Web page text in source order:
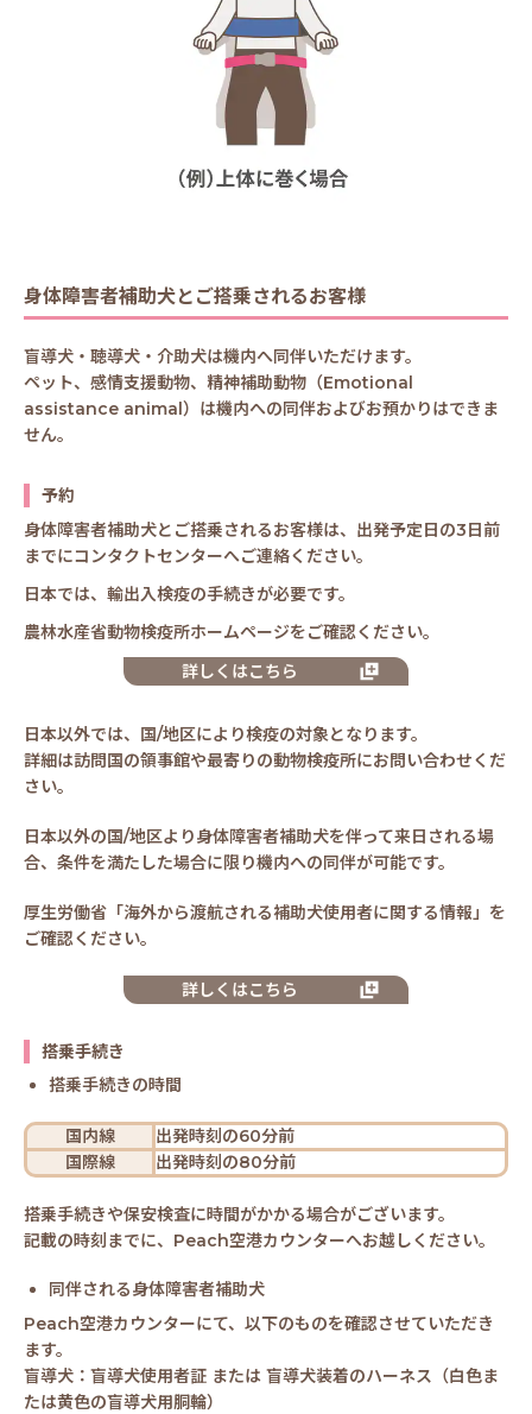
身体障害者補助犬とご搭乗されるお客様
盲導犬・聴導犬・介助犬は機内へ同伴いただけます。
ペット、感情支援動物、精神補助動物（Emotional
assistance animal）は機内への同伴およびお預かりはできま
せん。
予約
身体障害者補助犬とご搭乗されるお客様は、出発予定日の3日前
までにコンタクトセンターへご連絡ください。
日本では、輸出入検疫の手続きが必要です。
農林水産省動物検疫所ホームページをご確認ください。
詳しくはこちら
日本以外では、国/地区により検疫の対象となります。
詳細は訪問国の領事館や最寄りの動物検疫所にお問い合わせくだ
さい。
日本以外の国/地区より身体障害者補助犬を伴って来日される場
合、条件を満たした場合に限り機内への同伴が可能です。
厚生労働省「海外から渡航される補助犬使用者に関する情報」を
ご確認ください。
詳しくはこちら
搭乗手続き
搭乗手続きの時間
国内線
出発時刻の60分前
国際線
出発時刻の80分前
搭乗手続きや保安検査に時間がかかる場合がございます。
記載の時刻までに、Peach空港カウンターへお越しください。
同伴される身体障害者補助犬
Peach空港カウンターにて、以下のものを確認させていただき
ます。
盲導犬：盲導犬使用者証 または 盲導犬装着のハーネス（白色ま
たは黄色の盲導犬用胴輪）